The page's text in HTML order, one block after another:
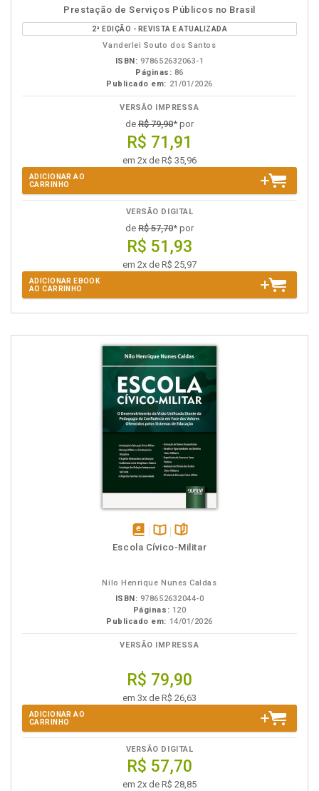
disponível
em
eBook
Disponível
na
B.V.
páginas
Prestação de Serviços Públicos no Brasil
2ª EDIÇÃO - REVISTA E ATUALIZADA
Vanderlei Souto dos Santos
ISBN: 978652632063-1
Páginas: 86
Publicado em: 21/01/2026
VERSÃO IMPRESSA
de R$ 79,90* por
R$ 71,91
em 2x de R$ 35,96
ADICIONAR AO
CARRINHO
VERSÃO DIGITAL
de R$ 57,70* por
R$ 51,93
em 2x de R$ 25,97
ADICIONAR EBOOK
AO CARRINHO
disponívelDisponível
páginas
Escola Cívico-Militar
Nilo Henrique Nunes Caldas
ISBN: 978652632044-0
Páginas: 120
Publicado em: 14/01/2026
VERSÃO IMPRESSA
R$ 79,90
em 3x de R$ 26,63
ADICIONAR AO
CARRINHO
VERSÃO DIGITAL
R$ 57,70
em 2x de R$ 28,85